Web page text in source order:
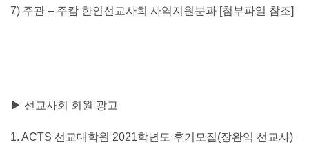
7) 주관 – 주캄 한인선교사회 사역지원분과 [첨부파일 참조]
▶ 선교사회 회원 광고
1. ACTS 선교대학원 2021학년도 후기모집(장완익 선교사)